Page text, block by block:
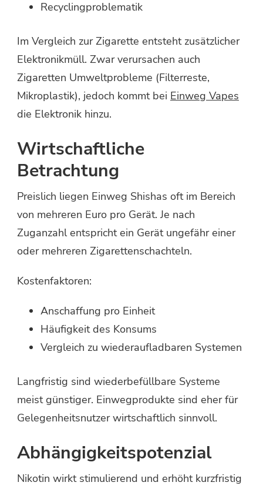
Recyclingproblematik
Im Vergleich zur Zigarette entsteht zusätzlicher
Elektronikmüll. Zwar verursachen auch
Zigaretten Umweltprobleme (Filterreste,
Mikroplastik), jedoch kommt bei Einweg Vapes
die Elektronik hinzu.
Wirtschaftliche
Betrachtung
Preislich liegen Einweg Shishas oft im Bereich
von mehreren Euro pro Gerät. Je nach
Zuganzahl entspricht ein Gerät ungefähr einer
oder mehreren Zigarettenschachteln.
Kostenfaktoren:
Anschaffung pro Einheit
Häufigkeit des Konsums
Vergleich zu wiederaufladbaren Systemen
Langfristig sind wiederbefüllbare Systeme
meist günstiger. Einwegprodukte sind eher für
Gelegenheitsnutzer wirtschaftlich sinnvoll.
Abhängigkeitspotenzial
Nikotin wirkt stimulierend und erhöht kurzfristig